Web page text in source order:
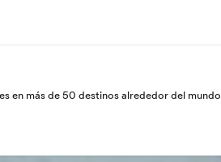
Programas
en más de 50 destinos alrededor del mundo